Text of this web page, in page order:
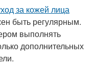
за кожей лица
быть регулярным.
выполнять
дополнительных